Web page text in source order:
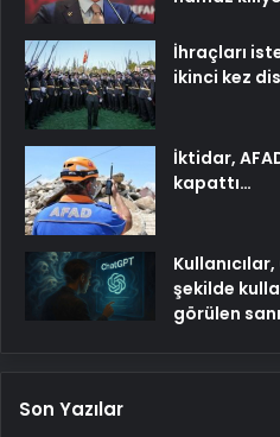
İhraçları
ikinci kez
İktidar,
kapattı…
şekilde
görülen
Son Yazılar